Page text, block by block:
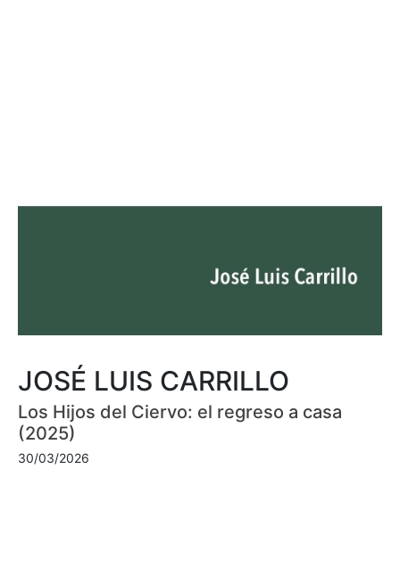
JOSÉ LUIS CARRILLO
Los Hijos del Ciervo: el regreso a casa
(2025)
30/03/2026